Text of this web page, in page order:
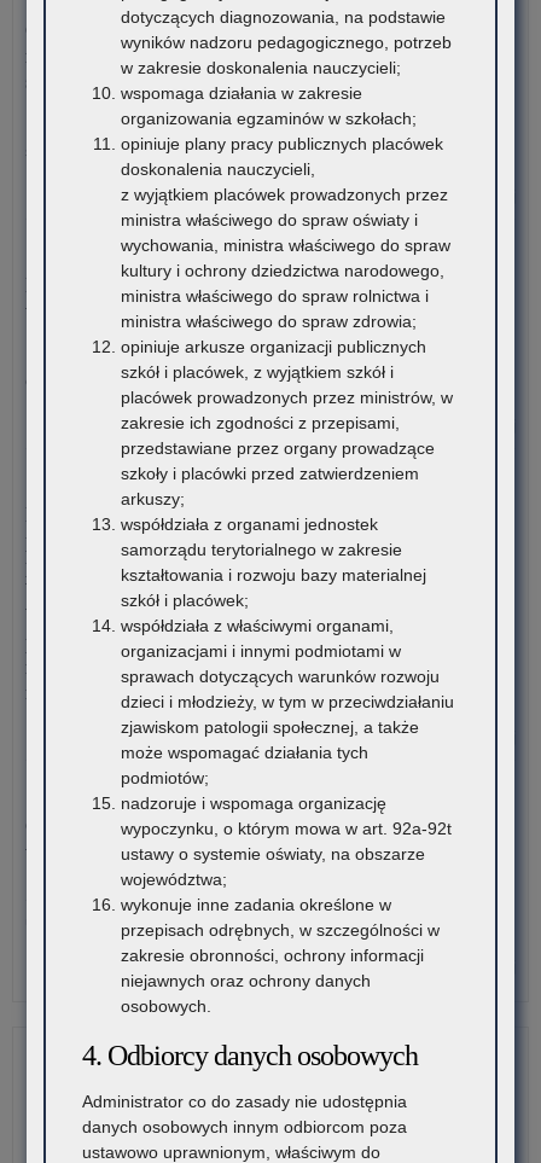
Ogłoszenie o naborze kandydatów na stanowisko doradcy
metodycznego dla nauczycieli szkół i placówek znajdujących
się na terenie województwa małopolskiego
Kuratorium Oświaty w Krakowie ogłasza nabór kandydatów na
stanowisko doradców…
Czytaj więcej
5 sierpnia 2026
Materiały dotyczące nowych podstaw programowych
wprowadzanych w związku z Reformą Kompas Jutra
Instytut Badań Edukacyjnych-Państwowy Instytut Badawczy
oraz Ośrodek Rozwoju Edukacji zapraszają…
4 sierpnia 2026
Komunikat Małopolskiego Kuratora Oświaty w sprawie
przekazywania informacji o liczbie wolnych miejsc w
publicznych liceach ogólnokształcących, technikach,
branżowych szkołach I stopnia, szkołach policealnych,
branżowych szkołach II stopnia, publicznych szkołach
podstawowych dla dorosłych – postępowanie rekrutacyjne na
rok szkolny 2026/2027 oraz po przeprowadzeniu postępowania
rekrutacyjnego uzupełniającego na rok szkolny 2026/2027
Czytaj więcej
3 sierpnia 2026
Ogólnopolski Konkurs Filmowy „Wieś mnie kręci, ja kręcę
wieś”
Stowarzyszenie „Kulturalne Ponidzie” w Chrobrzu zaprasza do
udziału w Ogólnopolskim…
Czytaj więcej
dotyczących diagnozowania, na podstawie
wyników nadzoru pedagogicznego, potrzeb
w zakresie doskonalenia nauczycieli;
wspomaga działania w zakresie
organizowania egzaminów w szkołach;
opiniuje plany pracy publicznych placówek
doskonalenia nauczycieli,
z wyjątkiem placówek prowadzonych przez
ministra właściwego do spraw oświaty i
wychowania, ministra właściwego do spraw
kultury i ochrony dziedzictwa narodowego,
ministra właściwego do spraw rolnictwa i
ministra właściwego do spraw zdrowia;
opiniuje arkusze organizacji publicznych
szkół i placówek, z wyjątkiem szkół i
placówek prowadzonych przez ministrów, w
zakresie ich zgodności z przepisami,
przedstawiane przez organy prowadzące
szkoły i placówki przed zatwierdzeniem
arkuszy;
współdziała z organami jednostek
samorządu terytorialnego w zakresie
kształtowania i rozwoju bazy materialnej
szkół i placówek;
współdziała z właściwymi organami,
organizacjami i innymi podmiotami w
sprawach dotyczących warunków rozwoju
dzieci i młodzieży, w tym w przeciwdziałaniu
zjawiskom patologii społecznej, a także
może wspomagać działania tych
podmiotów;
nadzoruje i wspomaga organizację
wypoczynku, o którym mowa w art. 92a-92t
ustawy o systemie oświaty, na obszarze
województwa;
wykonuje inne zadania określone w
przepisach odrębnych, w szczególności w
zakresie obronności, ochrony informacji
niejawnych oraz ochrony danych
osobowych.
4. Odbiorcy danych osobowych
Administrator co do zasady nie udostępnia
danych osobowych innym odbiorcom poza
ustawowo uprawnionym, właściwym do